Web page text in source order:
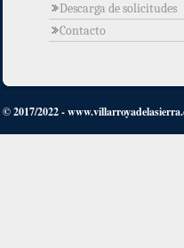
Descarga de solicitudes
Contacto
© 2017/2022 -